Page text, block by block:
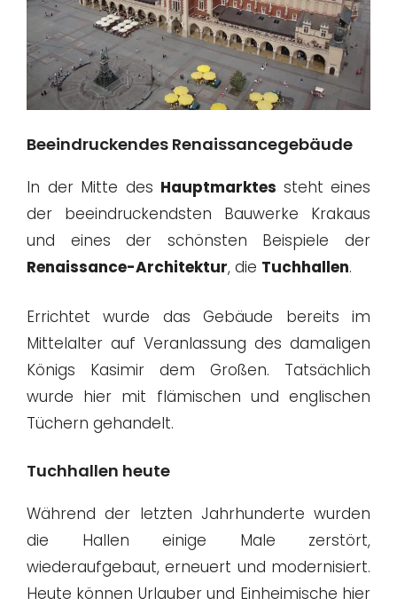
Beeindruckendes Renaissancegebäude
In der Mitte des Hauptmarktes steht eines
der beeindruckendsten Bauwerke Krakaus
und eines der schönsten Beispiele der
Renaissance-Architektur, die Tuchhallen.
Errichtet wurde das Gebäude bereits im
Mittelalter auf Veranlassung des damaligen
Königs Kasimir dem Großen. Tatsächlich
wurde hier mit flämischen und englischen
Tüchern gehandelt.
Tuchhallen heute
Während der letzten Jahrhunderte wurden
die Hallen einige Male zerstört,
wiederaufgebaut, erneuert und modernisiert.
Heute können Urlauber und Einheimische hier